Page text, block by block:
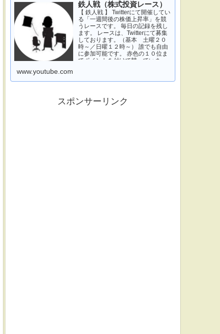
鉄人戦（株式投資レース）
【 鉄人戦 】 Twitterにて開催してい
る「一週間後の株価上昇率」を競
うレースです。 毎日の記録を残し
ます。 レースは、Twitterにて募集
しております。（基本 土曜２０
時～／日曜１２時～） 誰でも自由
に参加可能です。 赤色の１０位ま
でポイントを付けて競っていま
www.youtube.com
スポンサーリンク